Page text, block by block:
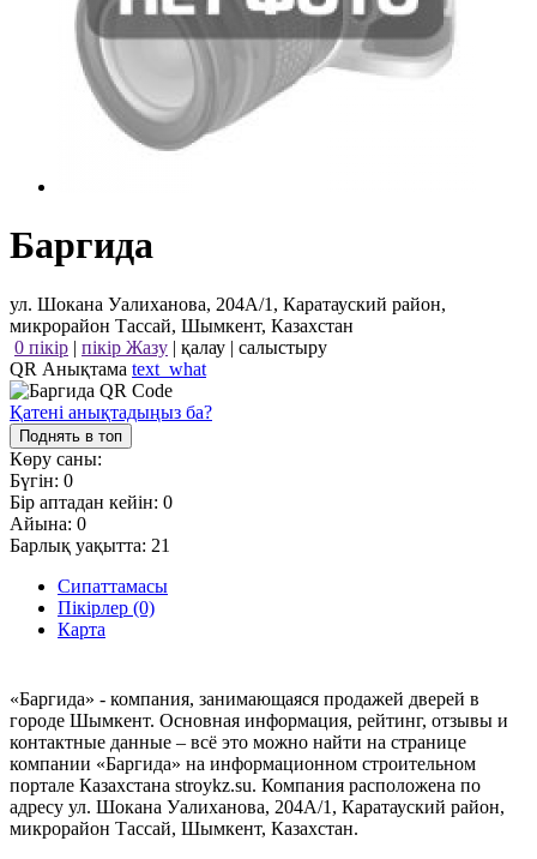
Баргида
ул. Шокана Уалиханова, 204А/1, Каратауский район,
микрорайон Тассай, Шымкент, Казахстан
0 пікір | пікір Жазу | қалау | салыстыру
QR Анықтама text_what
Қатені анықтадыңыз ба?
Поднять в топ
Көру саны:
Бүгін: 0
Бір аптадан кейін: 0
Айына: 0
Барлық уақытта: 21
Сипаттамасы
Пікірлер (0)
Карта
«Баргида» - компания, занимающаяся продажей дверей в
городе Шымкент. Основная информация, рейтинг, отзывы и
контактные данные – всё это можно найти на странице
компании «Баргида» на информационном строительном
портале Казахстана stroykz.su. Компания расположена по
адресу ул. Шокана Уалиханова, 204А/1, Каратауский район,
микрорайон Тассай, Шымкент, Казахстан.